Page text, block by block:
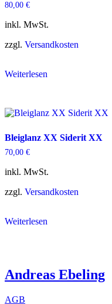
80,00 €
inkl. MwSt.
zzgl. Versandkosten
Weiterlesen
Bleiglanz XX Siderit XX
70,00 €
inkl. MwSt.
zzgl. Versandkosten
Weiterlesen
Andreas Ebeling
AGB